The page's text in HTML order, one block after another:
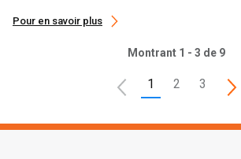
Pour en savoir plus
Montrant 1 - 3 de 9
1 2 3